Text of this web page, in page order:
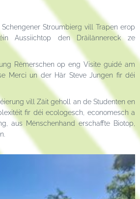
Stroumbierg vill Trapen erop
Aussiichtop den Dräilännereck ze
Rëmerschen op eng Visite guidé am
Merci un der Här Steve Jungen fir déi
vill Zäit geholl an de Studenten en
fir déi ecologesch, economesch a
aus Mënschenhand erschaffte Biotop,